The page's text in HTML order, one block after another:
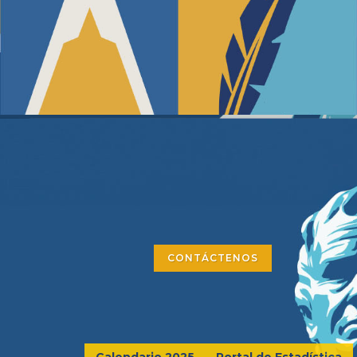
CONTÁCTENOS